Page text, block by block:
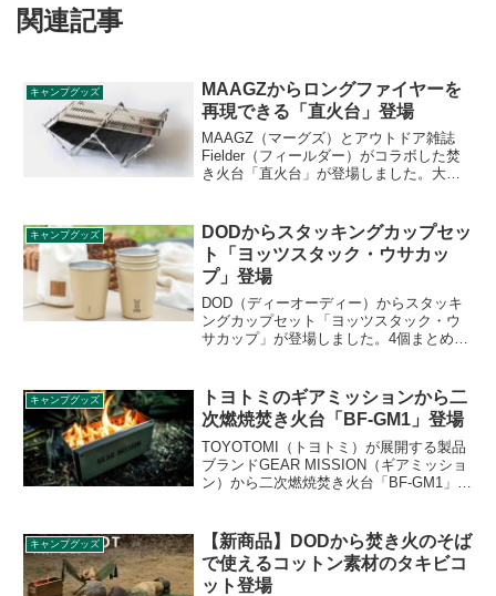
関連記事
キャンプグッズ
MAAGZからロングファイヤーを
再現できる「直火台」登場
MAAGZ（マーグズ）とアウトドア雑誌
Fielder（フィールダー）がコラボした焚
き火台「直火台」が登場しました。大型
なっています。詳細をレビューします。
キャンプグッズ
DODからスタッキングカップセッ
ト「ヨッツスタック・ウサカッ
プ」登場
DOD（ディーオーディー）からスタッキ
ングカップセット「ヨッツスタック・ウ
サカップ」が登場しました。4個まとめて
が、1本、2本、3本、4本と描き分けられ
ています。詳細をレビューします。
キャンプグッズ
トヨトミのギアミッションから二
次燃焼焚き火台「BF-GM1」登場
TOYOTOMI（トヨトミ）が展開する製品
ブランドGEAR MISSION（ギアミッショ
ン）から二次燃焼焚き火台「BF-GM1」が
し、特徴的なオリーブグリーン・コヨー
テブラウンのカラーを実現しています。
詳細をレビューします。
キャンプグッズ
【新商品】DODから焚き火のそば
で使えるコットン素材のタキビコ
ット登場